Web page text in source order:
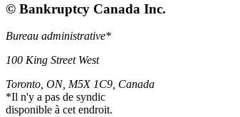
© Bankruptcy Canada Inc.
Bureau administrative*
100 King Street West
Toronto ON, M5X 1C9 Canada
*Il n'y a pas de syndic
disponible à cet endroit.